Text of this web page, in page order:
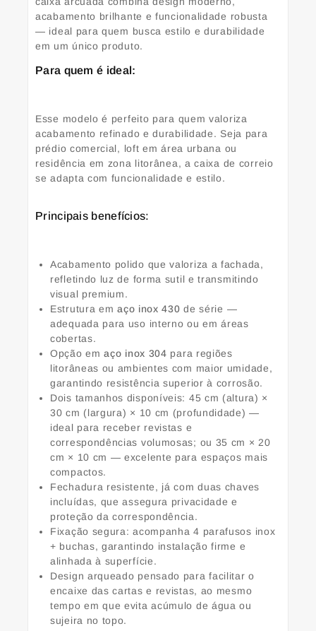
acabamento brilhante e funcionalidade robusta
— ideal para quem busca estilo e durabilidade
em um único produto.
Para quem é ideal:
Esse modelo é perfeito para quem valoriza
acabamento refinado e durabilidade. Seja para
prédio comercial, loft em área urbana ou
residência em zona litorânea, a caixa de correio
se adapta com funcionalidade e estilo.
Principais benefícios:
Acabamento polido que valoriza a fachada,
refletindo luz de forma sutil e transmitindo
visual premium.
Estrutura emaço inox 430de série —
adequada para uso interno ou em áreas
cobertas.
Opção emaço inox 304 para regiões
litorâneas ou ambientes com maior umidade,
garantindo resistência superior à corrosão.
Dois tamanhos disponíveis: 45 cm (altura) ×
30 cm (largura) × 10 cm (profundidade) —
ideal para receber revistas e
correspondências volumosas; ou 35 cm × 20
cm × 10 cm — excelente para espaços mais
compactos.
Fechadura resistente, já com duas chaves
incluídas, que assegura privacidade e
proteção da correspondência.
Fixação segura: acompanha 4 parafusos inox
+ buchas, garantindo instalação firme e
alinhada à superfície.
Design arqueado pensado para facilitar o
encaixe das cartas e revistas, ao mesmo
tempo em que evita acúmulo de água ou
sujeira no topo.